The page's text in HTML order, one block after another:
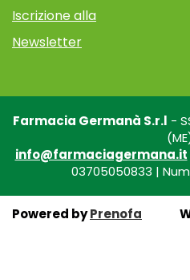
Iscrizione alla
Newsletter
Farmacia Germanà S.r.l -
info@farmaciagermana.it
03705050833 |
Powered byPrenofa